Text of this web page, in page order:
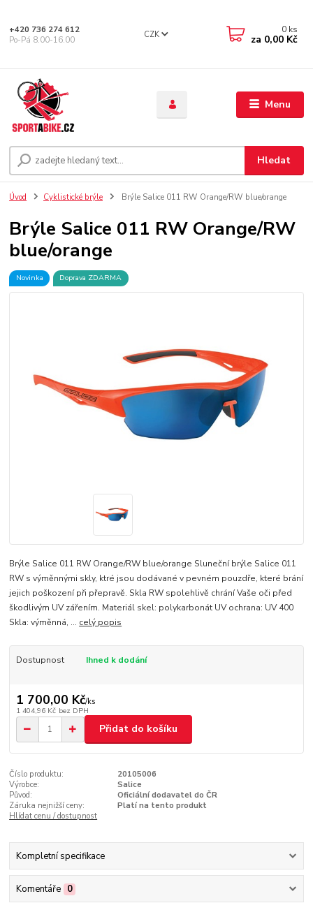
Menu
CZK
Hledat
+420 736 274 612
Po-Pá 8.00-16.00
0 ks
za 0,00 Kč
Úvod Cyklistické brýle Brýle Salice 011 RW Orange/RW blue/orange
Brýle Salice 011 RW Orange/RW
blue/orange
Novinka Doprava ZDARMA
Brýle Salice 011 RW Orange/RW blue/orange Sluneční brýle Salice 011
RW s výměnnými skly, ktré jsou dodávané v pevném pouzdře, které brání
jejich poškození při přepravě. Skla RW spolehlivě chrání Vaše oči před
škodlivým UV zářením. Materiál skel: polykarbonát UV ochrana: UV 400
Skla: výměnná, ... celý popis
Dostupnost Ihned k dodání
1 700,00 Kč/ks
1 404,96 Kč bez DPH
Přidat do košíku
Číslo produktu:
20105006
Výrobce:
Salice
Původ:
Oficiální dodavatel do ČR
Záruka nejnižší ceny:
Platí na tento produkt
Hlídat cenu / dostupnost
Kompletní specifikace
Komentáře 0